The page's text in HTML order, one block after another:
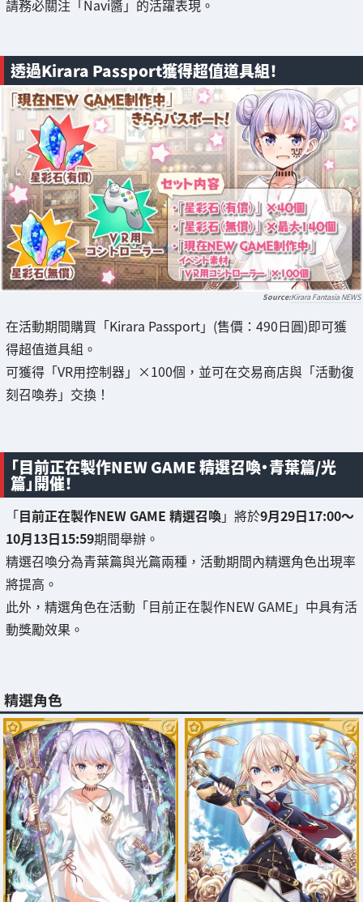
請務必關注「Navi醬」的活躍表現。
透過Kirara Passport獲得超值道具組！
Kirara Fantasia NEWS
在活動期間購買「Kirara Passport」(售價：490日圓)即可獲
得超值道具組。
可獲得「VR用控制器」×100個，並可在交易商店與「活動復
刻召喚券」交換！
「目前正在製作NEW GAME 精選召喚・青葉篇/光
篇」開催！
「目前正在製作NEW GAME 精選召喚」將於9月29日17:00～
10月13日15:59期間舉辦。
精選召喚分為青葉篇與光篇兩種，活動期間內精選角色出現率
將提高。
此外，精選角色在活動「目前正在製作NEW GAME」中具有活
動獎勵效果。
精選角色